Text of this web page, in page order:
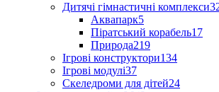
Дитячі гімнастичні комплекси
Аквапарк5
Піратський корабель17
Природа219
Ігрові конструктори134
Ігрові модулі37
Скеледроми для дітей24